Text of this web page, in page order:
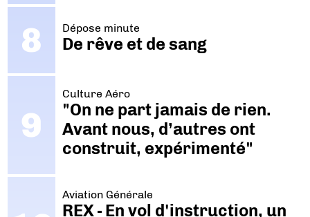
Dépose minute
De rêve et de sang
Culture Aéro
"On ne part jamais de rien.
Avant nous, d’autres ont
construit, expérimenté"
Aviation Générale
REX - En vol d'instruction, un